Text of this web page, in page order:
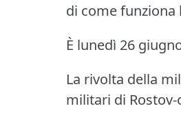
di come funziona
È lunedì 26
La rivolta della
militari di Rostov-